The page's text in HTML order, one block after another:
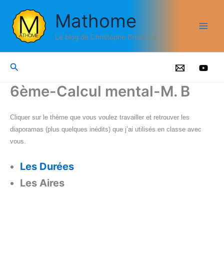
contenu
Mathome
Le blog de Christophe Brossard
Rechercher
6ème-Calcul mental-M. B
Cliquer sur le thème que vous voulez travailler et retrouver les
diaporamas (plus quelques inédits) que j’ai utilisés en classe avec
vous.
Les Durées
Les Aires